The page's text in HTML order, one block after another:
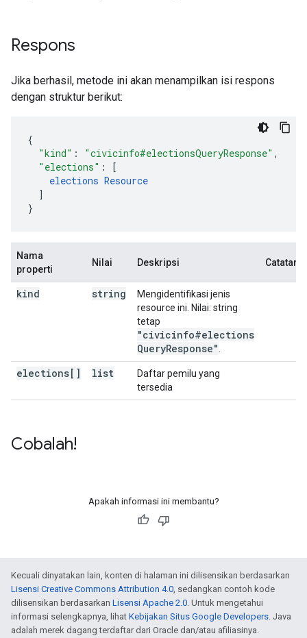
Respons
Jika berhasil, metode ini akan menampilkan isi respons
dengan struktur berikut:
"kind" : "civicinfo#electionsQueryResponse" ,
"elections" :
[
elections Resource
]
}
Nama
properti
Nilai Deskripsi Catatan
kind string
Mengidentifikasi jenis
resource ini. Nilai: string
tetap
"civicinfo#elections
QueryResponse"
elections[] list
Daftar pemilu yang
tersedia
Cobalah!
Apakah informasi ini membantu?
Kecuali dinyatakan lain, konten di halaman ini dilisensikan berdasarkan
Lisensi Creative Commons Attribution 4.0, sedangkan contoh kode
dilisensikan berdasarkan Lisensi Apache 2.0. Untuk mengetahui
informasi selengkapnya, lihat Kebijakan Situs Google Developers. Java
adalah merek dagang terdaftar dari Oracle dan/atau afiliasinya.